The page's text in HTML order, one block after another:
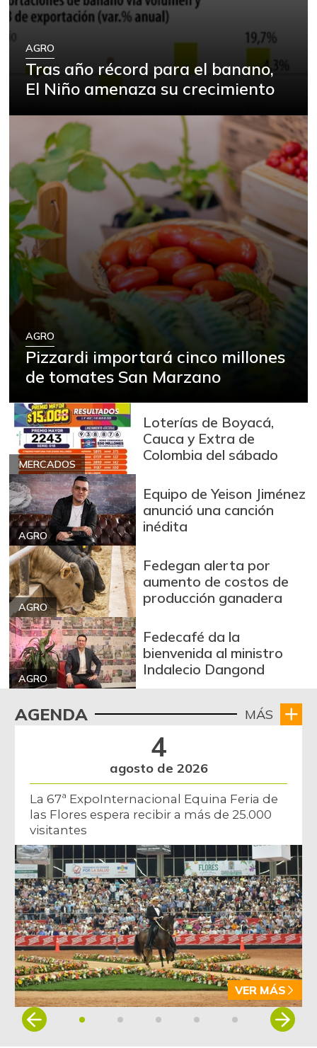
AGRO
Tras año récord para el banano,
El Niño amenaza su crecimiento
AGRO
Pizzardi importará cinco millones
de tomates San Marzano
MERCADOS
Loterías de Boyacá,
Cauca y Extra de
Colombia del sábado
AGRO
Equipo de Yeison Jiménez
anunció una canción
inédita
AGRO
Fedegan alerta por
aumento de costos de
producción ganadera
AGRO
Fedecafé da la
bienvenida al ministro
Indalecio Dangond
AGENDA MÁS
4
agosto de 2026
La 67ª ExpoInternacional Equina Feria de
las Flores espera recibir a más de 25.000
visitantes
VER MÁS
Item